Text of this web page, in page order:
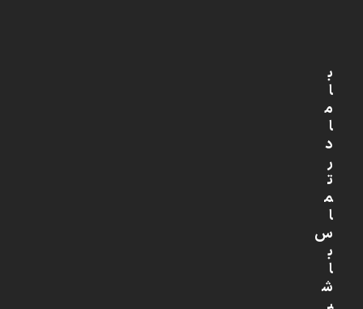
ب
ا
م
ا
د
ر
ت
م
ا
س
ب
ا
ش